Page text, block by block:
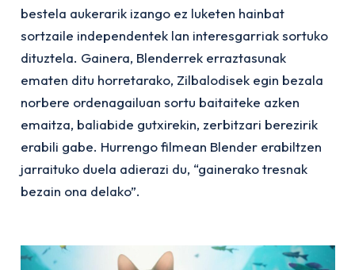
bestela aukerarik izango ez luketen hainbat
sortzaile independentek lan interesgarriak sortuko
dituztela. Gainera, Blenderrek erraztasunak
ematen ditu horretarako, Zilbalodisek egin bezala
norbere ordenagailuan sortu baitaiteke azken
emaitza, baliabide gutxirekin, zerbitzari berezirik
erabili gabe. Hurrengo filmean Blender erabiltzen
jarraituko duela adierazi du, “gainerako tresnak
bezain ona delako”.